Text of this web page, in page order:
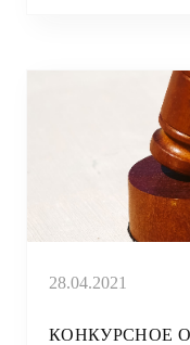
28.04.2021
КОНКУРСНОЕ